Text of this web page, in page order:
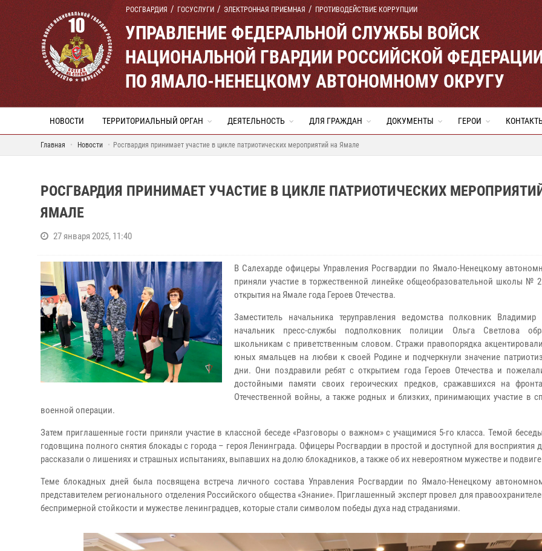
РОСГВАРДИЯ ГОСУСЛУГИ ЭЛЕКТРОННАЯ ПРИЕМНАЯ ПРОТИВОДЕЙСТВИЕ КОРРУПЦИИ
УПРАВЛЕНИЕ ФЕДЕРАЛЬНОЙ СЛУЖБЫ ВОЙСК
НАЦИОНАЛЬНОЙ ГВАРДИИ РОССИЙСКОЙ
ПО ЯМАЛО-НЕНЕЦКОМУ АВТОНОМНОМУ ОКРУГУ
НОВОСТИ ТЕРРИТОРИАЛЬНЫЙ ОРГАН ДЕЯТЕЛЬНОСТЬ ДЛЯ ГРАЖДАН ДОКУМЕНТЫ ГЕРОИ
Главная Новости Росгвардия принимает участие в цикле патриотических мероприятий на Ямале
РОСГВАРДИЯ ПРИНИМАЕТ УЧАСТИЕ В ЦИКЛЕ ПАТРИОТИЧЕСКИХ
ЯМАЛЕ
27 января 2025, 11:40
В Салехарде офицеры Управления Росгвардии по Ямало-Ненецкому
приняли участие в торжественной линейке общеобразовательной школы №
открытия на Ямале года Героев Отечества.
Заместитель начальника теруправления ведомства полковник
начальник пресс-службы подполковник полиции Ольга Светлова
школьникам с приветственным словом. Стражи правопорядка
юных ямальцев на любви к своей Родине и подчеркнули значение
дни. Они поздравили ребят с открытием года Героев Отечества и
достойными памяти своих героических предков, сражавшихся на
Отечественной войны, а также родных и близких, принимающих участие в
военной операции.
Затем приглашенные гости приняли участие в классной беседе «Разговоры о важном» с учащимися 5-го класса. Темой
годовщина полного снятия блокады с города – героя Ленинграда. Офицеры Росгвардии в простой и доступной для восприятия
рассказали о лишениях и страшных испытаниях, выпавших на долю блокадников, а также об их невероятном мужестве и
Теме блокадных дней была посвящена встреча личного состава Управления Росгвардии по Ямало-Ненецкому
представителем регионального отделения Российского общества «Знание». Приглашенный эксперт провел для
беспримерной стойкости и мужестве ленинградцев, которые стали символом победы духа над страданиями.